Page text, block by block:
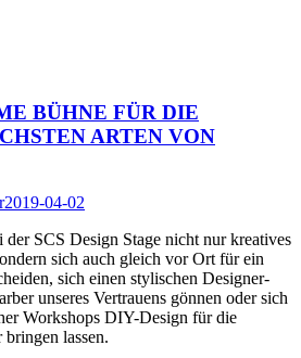
BÜHNE FÜR DIE
ARTEN VON
2019-04-02
SCS Design Stage nicht nur kreatives
sich auch gleich vor Ort für ein
sich einen stylischen Designer-
unseres Vertrauens gönnen oder sich
Workshops DIY-Design für die
lassen.